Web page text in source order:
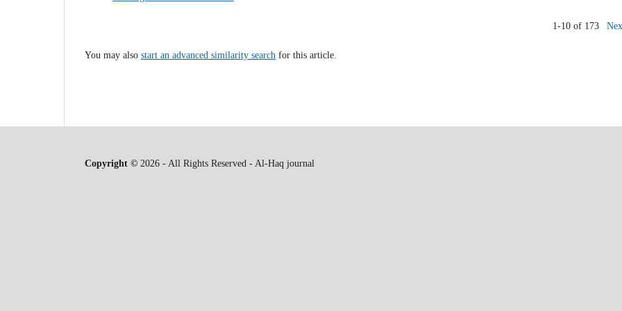
1-10 of 173
You may also start an advanced similarity search for this article.
Copyright © 2026 - All Rights Reserved - Al-Haq journal